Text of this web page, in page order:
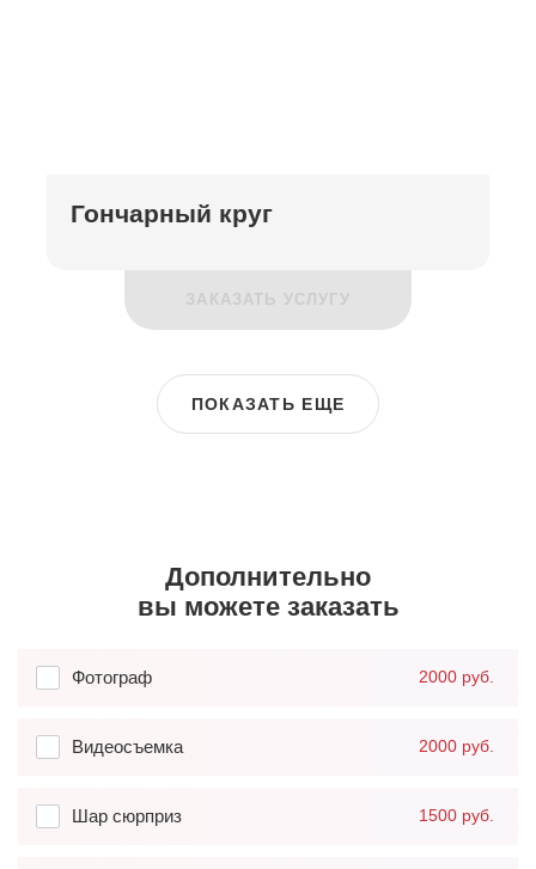
Гончарный круг
ЗАКАЗАТЬ УСЛУГУ
ПОКАЗАТЬ ЕЩЕ
Дополнительно
вы можете заказать
Фотограф 2000 руб.
Видеосъемка 2000 руб.
Шар сюрприз 1500 руб.